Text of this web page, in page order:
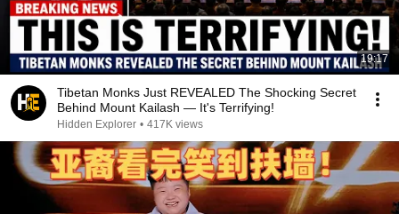
19:17
Tibetan Monks Just REVEALED The Shocking Secret
Behind Mount Kailash — It's Terrifying!
Hidden Explorer • 417K views